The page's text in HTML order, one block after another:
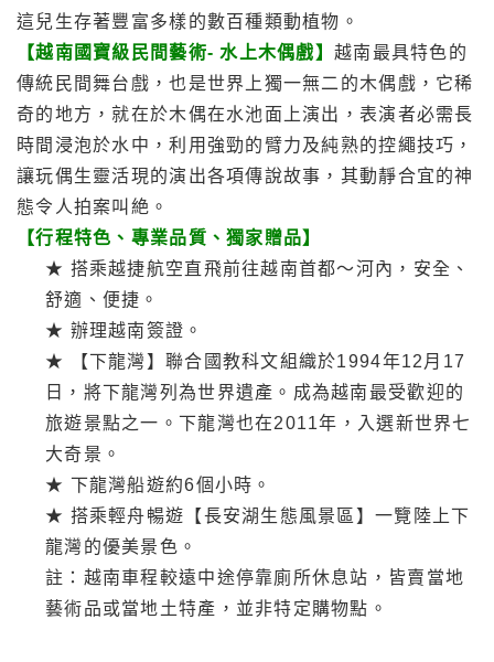
這兒生存著豐富多樣的數百種類動植物。
【越南國寶級民間藝術- 水上木偶戲】越南最具特色的
傳統民間舞台戲，也是世界上獨一無二的木偶戲，它稀
奇的地方，就在於木偶在水池面上演出，表演者必需長
時間浸泡於水中，利用強勁的臂力及純熟的控繩技巧，
讓玩偶生靈活現的演出各項傳說故事，其動靜合宜的神
態令人拍案叫絶。
【行程特色、專業品質、獨家贈品】
★ 搭乘越捷航空直飛前往越南首都～河內，安全、
舒適、便捷。
★ 辦理越南簽證。
★ 【下龍灣】聯合國教科文組織於1994年12月17
日，將下龍灣列為世界遺產。成為越南最受歡迎的
旅遊景點之一。下龍灣也在2011年，入選新世界七
大奇景。
★ 下龍灣船遊約6個小時。
★ 搭乘輕舟暢遊【長安湖生態風景區】一覽陸上下
龍灣的優美景色。
註：越南車程較遠中途停靠廁所休息站，皆賣當地
藝術品或當地土特產，並非特定購物點。